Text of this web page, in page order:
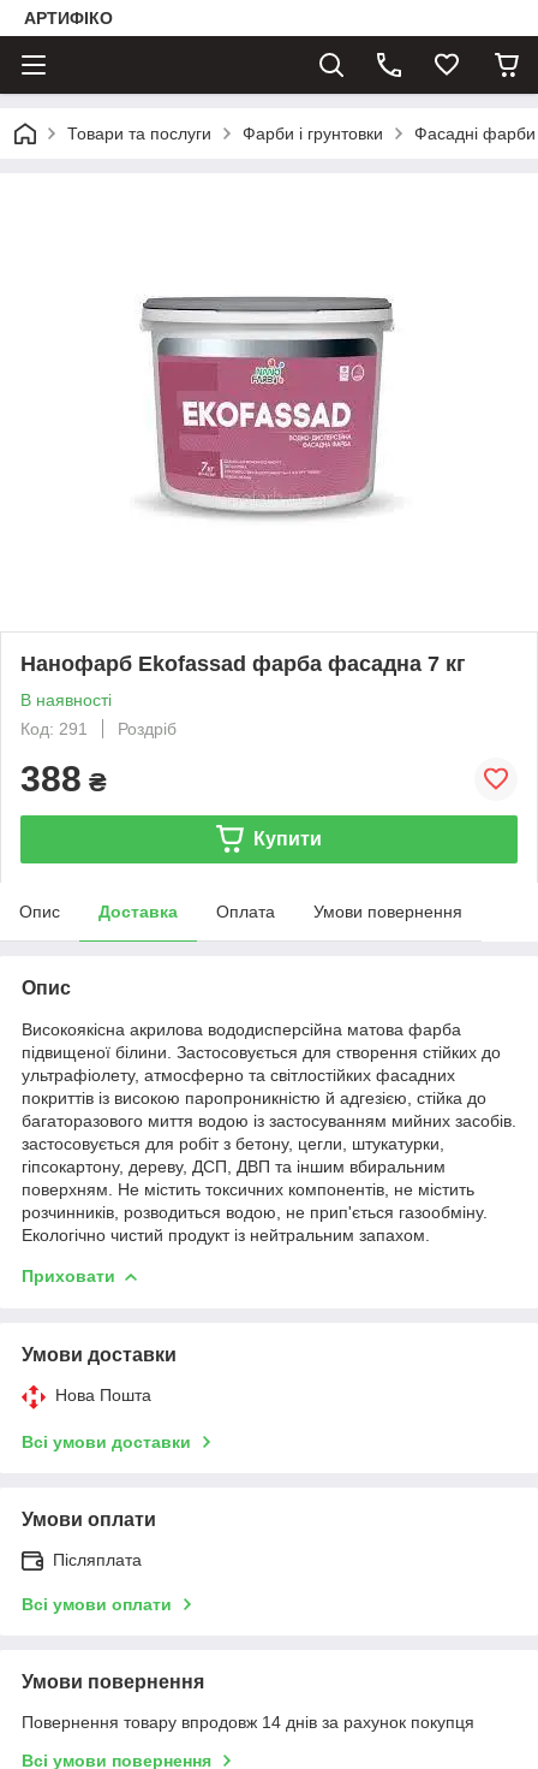
АРТИФІКО
Товари та послуги Фарби і грунтовки Фасадні фарби
Нанофарб Ekofassad фарба фасадна 7 кг
В наявності
Код: 291
Роздріб
388 ₴
Купити
Опис Доставка Оплата Умови повернення
Опис
Високоякісна акрилова вододисперсійна матова фарба
підвищеної білини. Застосовується для створення стійких до
ультрафіолету, атмосферно та світлостійких фасадних
покриттів із високою паропроникністю й адгезією, стійка до
багаторазового миття водою із застосуванням мийних засобів.
застосовується для робіт з бетону, цегли, штукатурки,
гіпсокартону, дереву, ДСП, ДВП та іншим вбиральним
поверхням. Не містить токсичних компонентів, не містить
розчинників, розводиться водою, не прип'ється газообміну.
Екологічно чистий продукт із нейтральним запахом.
Приховати
Умови доставки
Нова Пошта
Всі умови доставки
Умови оплати
Післяплата
Всі умови оплати
Умови повернення
Повернення товару впродовж 14 днів за рахунок покупця
Всі умови повернення